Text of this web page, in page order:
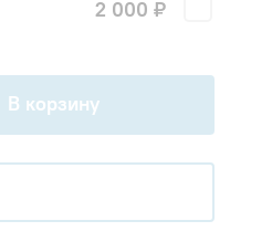
2 000 ₽
В корзину